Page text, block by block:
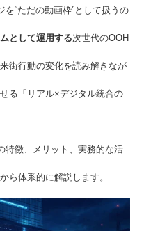
“ただの動画枠”として扱うの
として運用する次世代のOOH
街行動の変化を読み解きなが
る「リアル×デジタル統合の
特徴、メリット、実務的な活
ら体系的に解説します。